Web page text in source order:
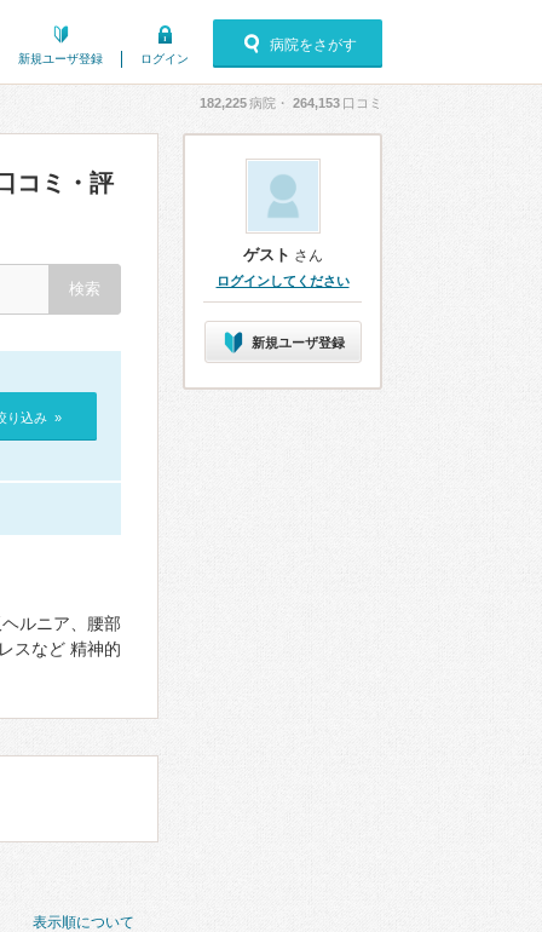
新規ユーザ登録 ログイン
病院をさがす
182,225病院・ 264,153 口コミ
コミ・評
り込み »
ルニア、腰部
スなど 精神的
表示順について
ゲスト さん
ログインしてください
新規ユーザ登録